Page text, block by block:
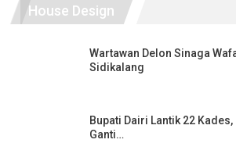
House Design
Wartawan Delon Sinaga
Sidikalang
Bupati Dairi Lantik 22
Ganti…